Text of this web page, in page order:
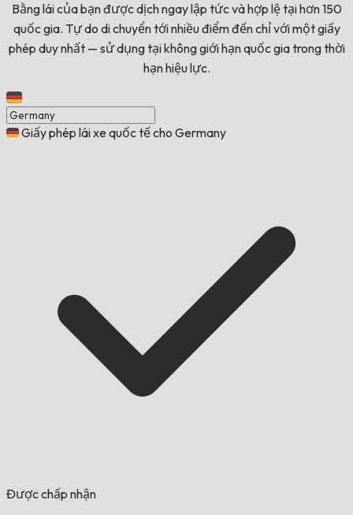
Bằng lái của bạn được dịch ngay lập tức và hợp lệ tại hơn 150
quốc gia. Tự do di chuyển tới nhiều điểm đến chỉ với một giấy
phép duy nhất — sử dụng tại không giới hạn quốc gia trong thời
hạn hiệu lực.
Giấy phép lái xe quốc tế cho Germany
Được chấp nhận